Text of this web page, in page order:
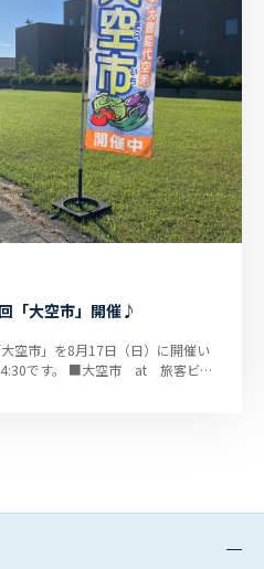
「大空市」開催♪
空市」を8月17日（日）に開催い
です。 ■大空市 at 旅客ビル